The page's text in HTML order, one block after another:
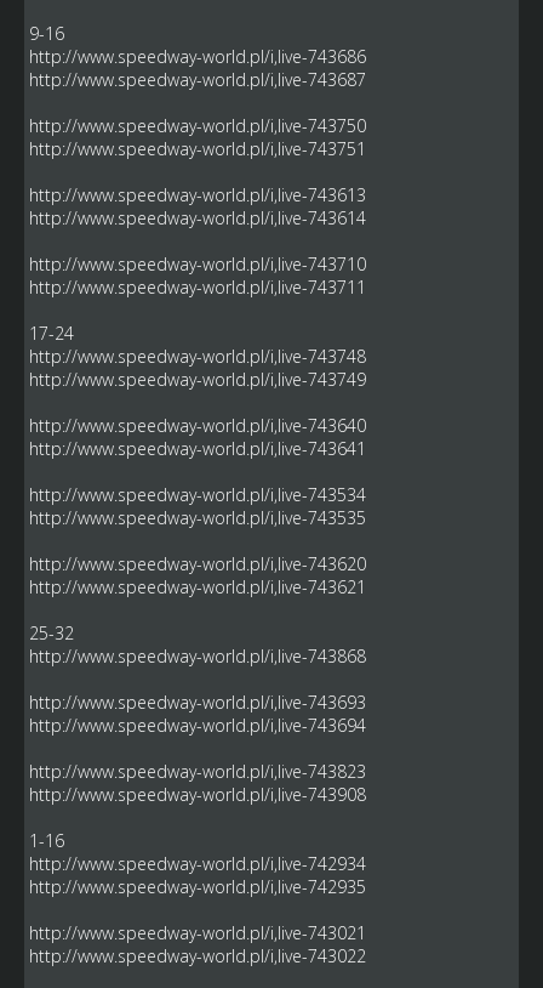
9-16
http://www.speedway-world.pl/i,live-743686
http://www.speedway-world.pl/i,live-743687
http://www.speedway-world.pl/i,live-743750
http://www.speedway-world.pl/i,live-743751
http://www.speedway-world.pl/i,live-743613
http://www.speedway-world.pl/i,live-743614
http://www.speedway-world.pl/i,live-743710
http://www.speedway-world.pl/i,live-743711
17-24
http://www.speedway-world.pl/i,live-743748
http://www.speedway-world.pl/i,live-743749
http://www.speedway-world.pl/i,live-743640
http://www.speedway-world.pl/i,live-743641
http://www.speedway-world.pl/i,live-743534
http://www.speedway-world.pl/i,live-743535
http://www.speedway-world.pl/i,live-743620
http://www.speedway-world.pl/i,live-743621
25-32
http://www.speedway-world.pl/i,live-743868
http://www.speedway-world.pl/i,live-743693
http://www.speedway-world.pl/i,live-743694
http://www.speedway-world.pl/i,live-743823
http://www.speedway-world.pl/i,live-743908
1-16
http://www.speedway-world.pl/i,live-742934
http://www.speedway-world.pl/i,live-742935
http://www.speedway-world.pl/i,live-743021
http://www.speedway-world.pl/i,live-743022